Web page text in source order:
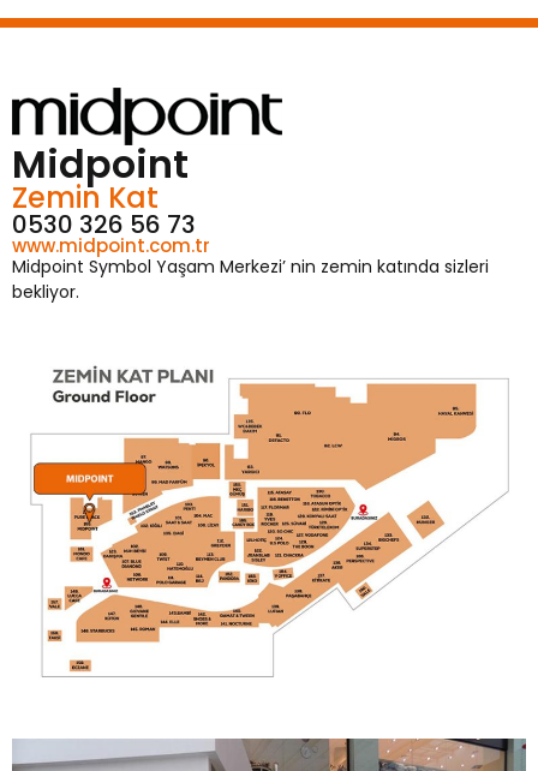
Midpoint
Zemin Kat
0530 326 56 73
www.midpoint.com.tr
Midpoint Symbol Yaşam Merkezi’ nin zemin katında sizleri
bekliyor.